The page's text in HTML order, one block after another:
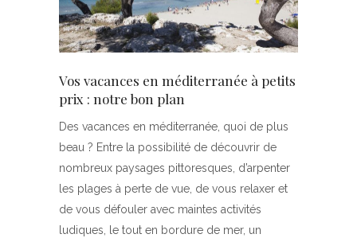
Vos vacances en méditerranée à petits
prix : notre bon plan
Des vacances en méditerranée, quoi de plus
beau ? Entre la possibilité de découvrir de
nombreux paysages pittoresques, d’arpenter
les plages à perte de vue, de vous relaxer et
de vous défouler avec maintes activités
ludiques, le tout en bordure de mer, un